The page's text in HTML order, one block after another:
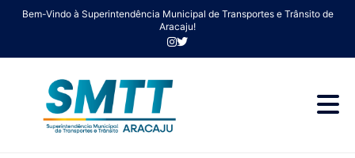
Bem-Vindo à Superintendência Municipal de Transportes e Trânsito de
Aracaju!